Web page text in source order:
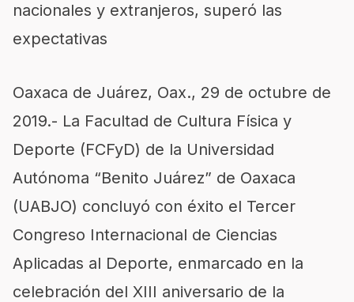
nacionales y extranjeros, superó las
expectativas
Oaxaca de Juárez, Oax., 29 de octubre de
2019.- La Facultad de Cultura Física y
Deporte (FCFyD) de la Universidad
Autónoma “Benito Juárez” de Oaxaca
(UABJO) concluyó con éxito el Tercer
Congreso Internacional de Ciencias
Aplicadas al Deporte, enmarcado en la
celebración del XIII aniversario de la